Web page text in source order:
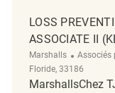
LOSS
ASSOCIATE II
Marshalls Catégorie
Associés
Floride, 33186
MarshallsChez